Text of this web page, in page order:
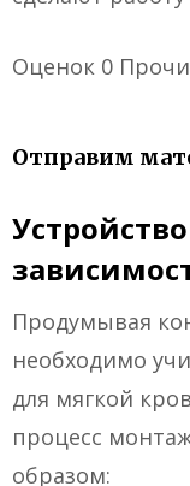
Оценок 0
Отправим
Продумывая
необходимо
для мягкой
процесс
образом: